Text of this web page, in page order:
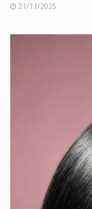
21/11/2025